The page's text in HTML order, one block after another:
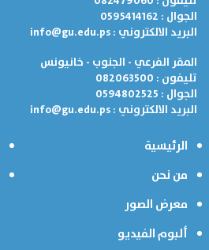
الجوال : 0595414162
البريد الالكتروني :info@gu.edu.ps
المقر الفرعي - الجنوب - خانيونس
تليفون : 082063500
الجوال : 0594802525
البريد الالكتروني :info@gu.edu.ps
الرئيسية
من نحن
معرض الصور
ألبوم الفيديو